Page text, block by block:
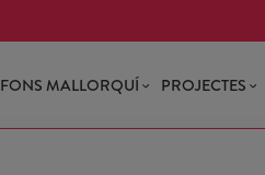
FONS MALLORQUÍ PROJECTES